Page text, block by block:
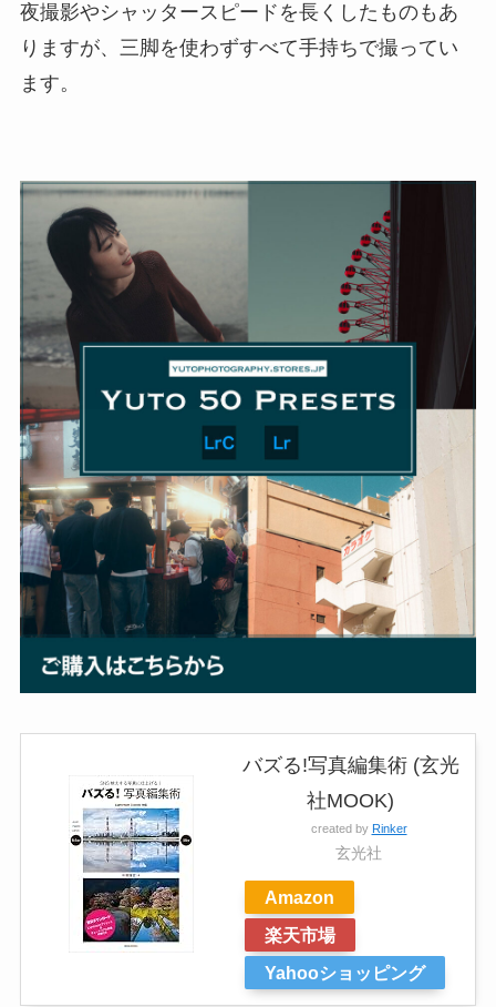
夜撮影やシャッタースピードを長くしたものもあ
りますが、三脚を使わずすべて手持ちで撮ってい
ます。
バズる!写真編集術 (玄光
社MOOK)
created by Rinker
玄光社
Amazon
楽天市場
Yahooショッピング